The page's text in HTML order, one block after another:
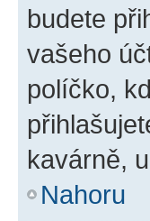
budete
vašeho
políčko,
kavárně,
Nahoru